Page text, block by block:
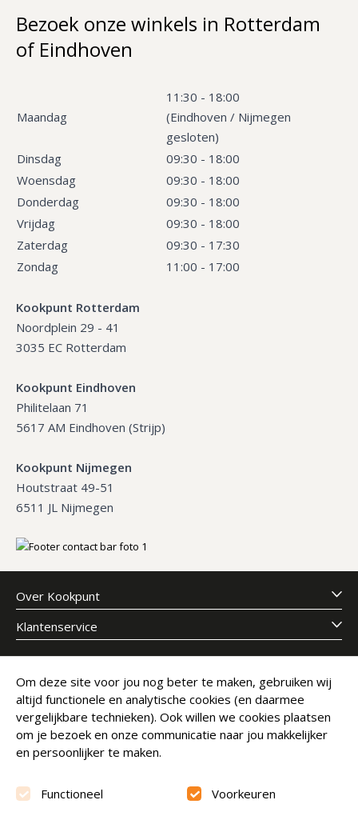
Bezoek onze winkels in Rotterdam
of Eindhoven
Maandag
11:30 - 18:00
(Eindhoven / Nijmegen
gesloten)
Dinsdag
09:30 - 18:00
Woensdag
09:30 - 18:00
Donderdag
09:30 - 18:00
Vrijdag
09:30 - 18:00
Zaterdag
09:30 - 17:30
Zondag
11:00 - 17:00
Kookpunt Rotterdam
Noordplein 29 - 41
3035 EC Rotterdam
Kookpunt Eindhoven
Philitelaan 71
5617 AM Eindhoven (Strijp)
Kookpunt Nijmegen
Houtstraat 49-51
6511 JL Nijmegen
Over Kookpunt
Klantenservice
Meld je aan voor onze nieuwsbrief
E-mailadres
Abonneer
Om deze site voor jou nog beter te maken, gebruiken wij
altijd functionele en analytische cookies (en daarmee
vergelijkbare technieken). Ook willen we cookies plaatsen
om je bezoek en onze communicatie naar jou makkelijker
en persoonlijker te maken.
Functioneel Voorkeuren